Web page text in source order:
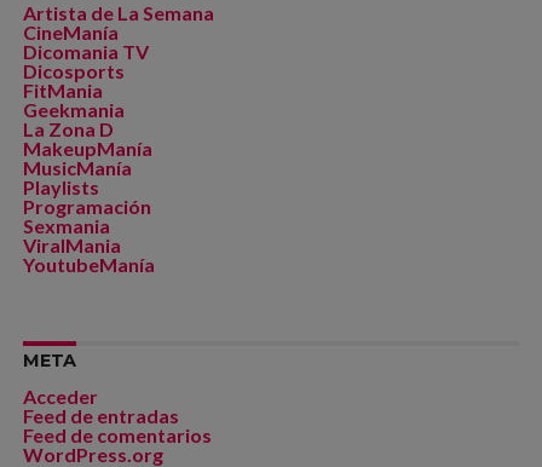
Artista de La Semana
CineManía
Dicomania TV
Dicosports
FitMania
Geekmania
La Zona D
MakeupManía
MusicManía
Playlists
Programación
Sexmania
ViralMania
YoutubeManía
META
Acceder
Feed de entradas
Feed de comentarios
WordPress.org